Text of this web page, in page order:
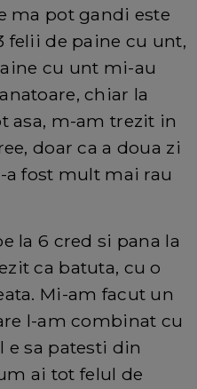
ma pot gandi este
felii de paine cu unt,
cu unt mi-au
chiar la
asa, m-am trezit in
doar ca a doua zi
fost mult mai rau
la 6 cred si pana la
ca batuta, cu o
Mi-am facut un
l-am combinat cu
e sa patesti din
ai tot felul de